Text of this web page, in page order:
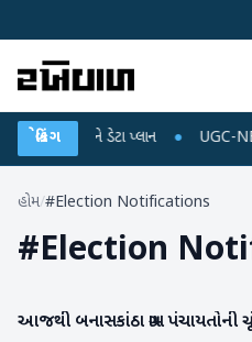
બ્રેકિંગ
રિચાર્જ અને ડેટા પ્લાન ● UGC-NET
હોમ/#Election Notifications
#Election
બનાસકાંઠા
આજથી બનાસકાંઠા ગ્રામ